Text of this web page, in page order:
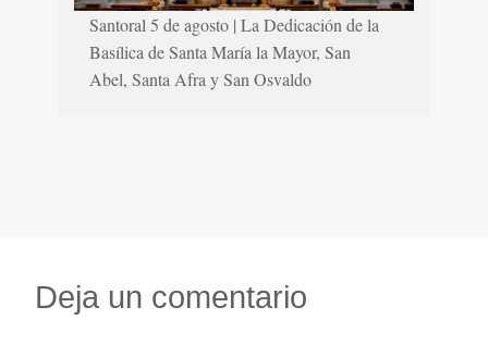
Santoral 5 de agosto | La Dedicación de la
Basílica de Santa María la Mayor, San
Abel, Santa Afra y San Osvaldo
Deja un comentario